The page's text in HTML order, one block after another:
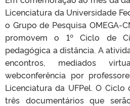
Licenciatura da Universidade
o Grupo de Pesquisa OMEGA-
promovem o 1º Ciclo de
pedagógica a distância. A
encontros, mediados
webconferência por
Licenciatura da UFPel. O
três documentários que